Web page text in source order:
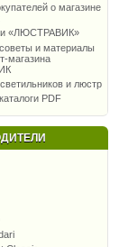
о магазине
«ЛЮСТРАВИК»
и материалы
магазина
и люстр
PDF